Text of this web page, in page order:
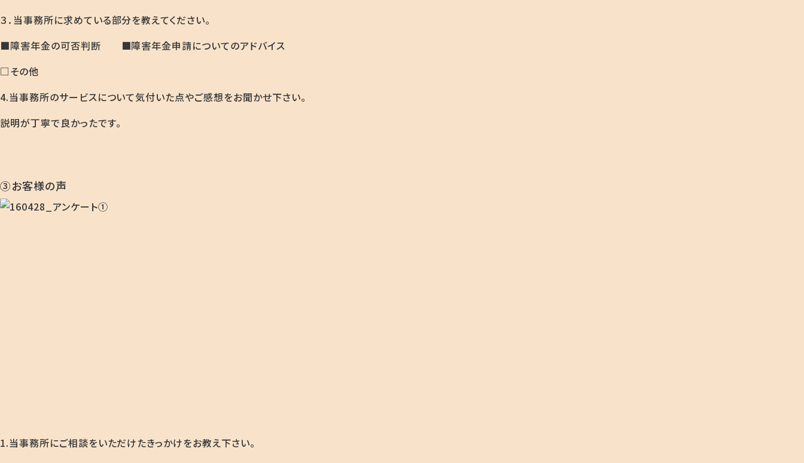
３．当事務所に求めている部分を教えてください。
■障害年金の可否判断 ■障害年金申請についてのアドバイス
□その他
4.当事務所のサービスについて気付いた点やご感想をお聞かせ下さい。
説明が丁寧で良かったです。
③お客様の声
1.当事務所にご相談をいただけたきっかけをお教え下さい。